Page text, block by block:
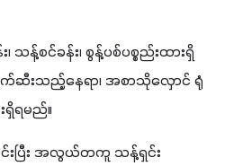
သန့်စင်ခန်း၊ စွန့်ပစ်ပစ္စည်းထားရှိ
ဆီးသည့်နေရာ၊ အစာသိုလှောင် ရုံ
ရမည်။
ပြီး အလွယ်တကူ သန့်ရှင်း